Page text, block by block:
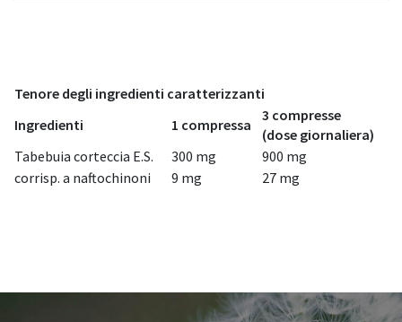
Tenore degli ingredienti caratterizzanti
Ingredienti
1 compressa
3 compresse
(dose giornaliera)
Tabebuia corteccia E.S.
300 mg
900 mg
corrisp. a naftochinoni
9 mg 27 mg